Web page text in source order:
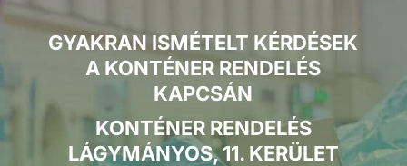
GYAKRAN ISMÉTELT KÉRDÉSEK
A KONTÉNER RENDELÉS
KAPCSÁN
KONTÉNER RENDELÉS
LÁGYMÁNYOS, 11. KERÜLET